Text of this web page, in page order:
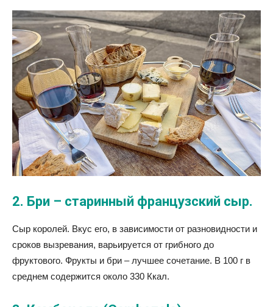
2. Бри – старинный французский сыр.
Сыр королей. Вкус его, в зависимости от разновидности и
сроков вызревания, варьируется от грибного до
фруктового. Фрукты и бри – лучшее сочетание. В 100 г в
среднем содержится около 330 Ккал.